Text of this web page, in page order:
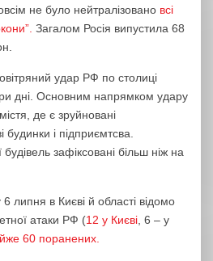
не було нейтралізовано всі
Загалом Росія випустила 68
удар РФ по столиці
дні. Основним напрямком удару
де є зруйновані
будинки і підприємтсва.
зафіксовані більш ніж на
липня в Києві й області відомо
атаки РФ (12 у Києві , 6 – у
60 поранених.